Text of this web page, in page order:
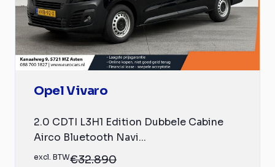
Opel Vivaro
2.0 CDTI L3H1 Edition Dubbele Cabine
Airco Bluetooth Navi...
excl. BTW€32.890